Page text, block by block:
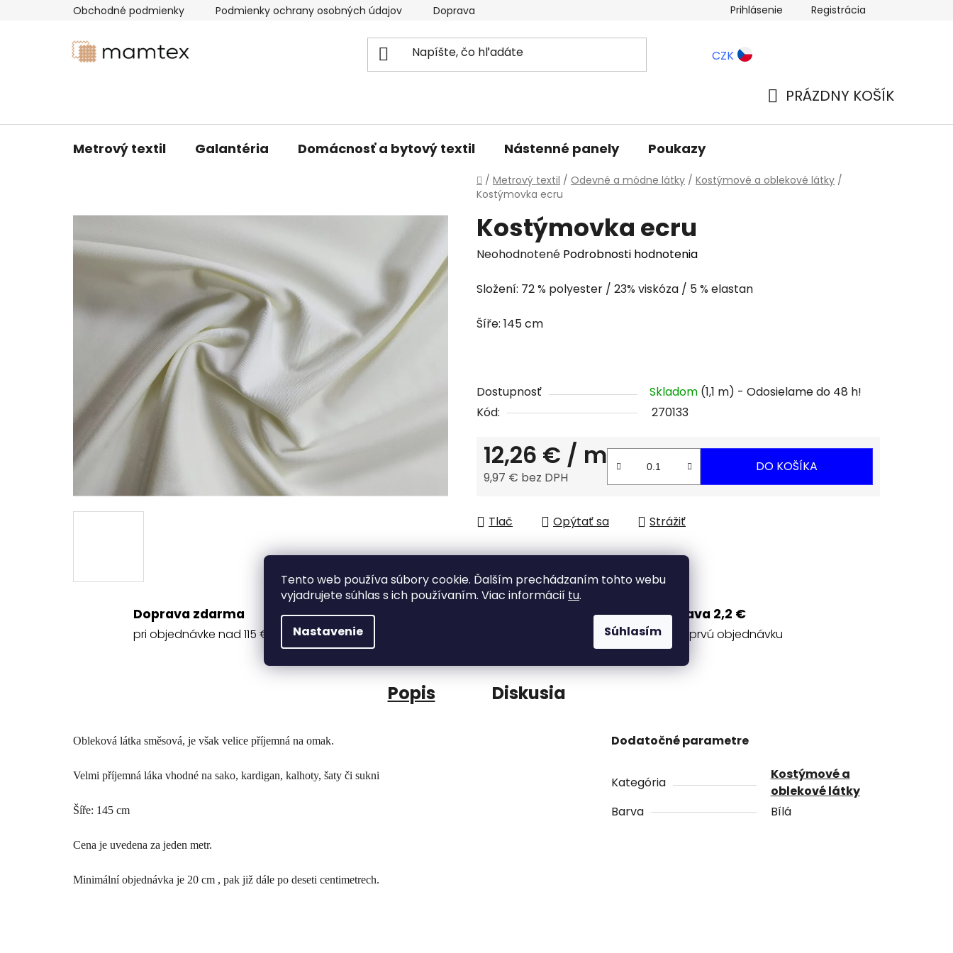
Tento web používa súbory cookie. Ďalším prechádzaním tohto webu
vyjadrujete súhlas s ich používaním. Viac informácií tu.
Nastavenie Súhlasím
Obchodné podmienky Podmienky ochrany osobných údajov Doprava a platba Blog
Prihlásenie Registrácia
CZK
PRÁZDNY KOŠÍK
Metrový textil Galantéria Domácnosť a bytový textil Nástenné panely Poukazy
Domov
/ Metrový textil / Odevné a módne látky / Kostýmové a oblekové látky /
Kostýmovka ecru
Kostýmovka ecru
Priemerné
produktu
0,0
hviezdičiek.
Neohodnotené Podrobnosti hodnotenia
Složení: 72 % polyester / 23% viskóza / 5 % elastan
Šíře: 145 cm
Dostupnosť Skladom (1,1 m)
Kód:
270133
12,26 € / m
9,97 € bez DPH
DO KOŠÍKA
Tlač Opýtať sa Strážiť
Doprava zdarma
pri objednávke nad 115 €
Zľava 2,2 €
na prvú objednávku
Popis Diskusia
Obleková látka směsová, je však velice příjemná na omak.
Velmi příjemná láka vhodné na sako, kardigan, kalhoty, šaty či sukni
Šíře: 145 cm
Cena je uvedena za jeden metr.
Minimální objednávka je 20 cm , pak již dále po deseti centimetrech.
Dodatočné parametre
Kategória
Kostýmové a
oblekové látky
Barva
Bílá